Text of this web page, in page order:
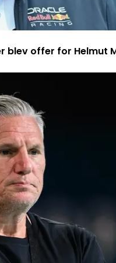
blev offer for Helmut